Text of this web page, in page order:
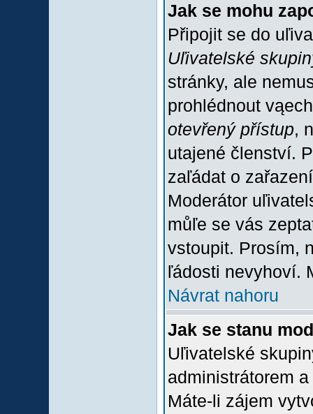
Jak se mohu
Připojit se do
Uľivatelské
stránky, ale
prohlédnout
otevřený přístup,
utajené členství.
zaľádat o
Moderátor
můľe se vás
vstoupit. Prosím,
ľádosti nevyhoví.
Návrat nahoru
Jak se stanu
Uľivatelské
administrátorem
Máte-li zájem